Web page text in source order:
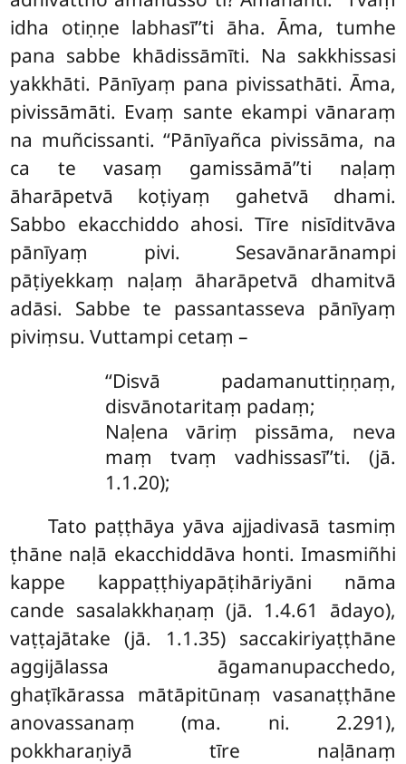
idha otiṇṇe labhasī’’ti āha. Āma, tumhe
pana sabbe khādissāmīti. Na sakkhissasi
yakkhāti. Pānīyaṃ pana pivissathāti. Āma,
pivissāmāti. Evaṃ sante ekampi vānaraṃ
na muñcissanti. ‘‘Pānīyañca pivissāma, na
ca te vasaṃ gamissāmā’’ti naḷaṃ
āharāpetvā koṭiyaṃ gahetvā dhami.
Sabbo ekacchiddo ahosi. Tīre nisīditvāva
pānīyaṃ pivi. Sesavānarānampi
pāṭiyekkaṃ naḷaṃ āharāpetvā dhamitvā
adāsi. Sabbe te passantasseva pānīyaṃ
piviṃsu. Vuttampi cetaṃ –
‘‘Disvā padamanuttiṇṇaṃ,
disvānotaritaṃ padaṃ;
Naḷena vāriṃ pissāma, neva
maṃ tvaṃ vadhissasī’’ti. (jā.
1.1.20);
Tato paṭṭhāya yāva ajjadivasā tasmiṃ
ṭhāne naḷā ekacchiddāva honti. Imasmiñhi
kappe kappaṭṭhiyapāṭihāriyāni nāma
cande sasalakkhaṇaṃ (jā. 1.4.61 ādayo),
vaṭṭajātake (jā. 1.1.35) saccakiriyaṭṭhāne
aggijālassa āgamanupacchedo,
ghaṭīkārassa mātāpitūnaṃ vasanaṭṭhāne
anovassanaṃ (ma. ni. 2.291),
pokkharaṇiyā tīre naḷānaṃ